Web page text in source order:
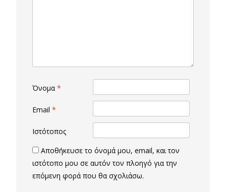
Όνομα *
Email *
Ιστότοπος
Αποθήκευσε το όνομά μου, email, και τον
ιστότοπο μου σε αυτόν τον πλοηγό για την
επόμενη φορά που θα σχολιάσω.